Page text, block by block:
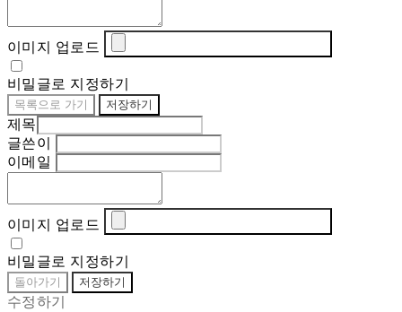
이미지 업로드
비밀글로 지정하기
목록으로 가기 저장하기
제목
글쓴이
이메일
이미지 업로드
비밀글로 지정하기
돌아가기 저장하기
수정하기